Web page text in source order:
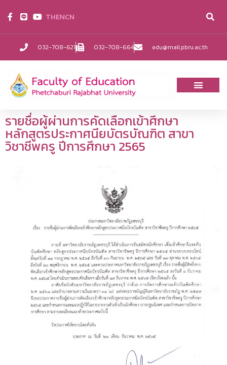
032-708-621 032-708-664 edu@mail.pbru.ac.th
THENCN
รายชื่อผู้ผ่านการคัดเลือกเข้าศึกษา
หลักสูตรประกาศนียบัตรบัณฑิต สาขา
วิชาชีพครู ปีการศึกษา 2565